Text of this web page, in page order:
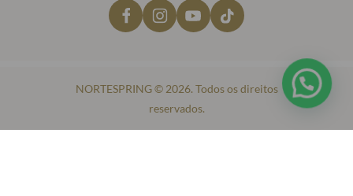
NORTESPRING © 2026. Todos os direitos
reservados.